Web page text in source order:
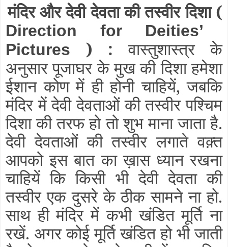
मंदिर और देवी देवता की तस्वीर दिशा (
Direction for Deities’
Pictures ) :वास्तुशास्त्र के
अनुसार पूजाघर के मुख की दिशा हमेशा
ईशान कोण में ही होनी चाहियें, जबकि
मंदिर में देवी देवताओं की तस्वीर पश्चिम
दिशा की तरफ हो तो शुभ माना जाता है.
देवी देवताओं की तस्वीर लगाते वक़्त
आपको इस बात का ख़ास ध्यान रखना
चाहियें कि किसी भी देवी देवता की
तस्वीर एक दुसरे के ठीक सामने ना हो.
साथ ही मंदिर में कभी खंडित मूर्ति ना
रखें. अगर कोई मूर्ति खंडित हो भी जाती